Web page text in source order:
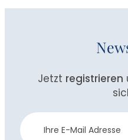
Jetzt registrieren
Newsletter
Anmeldung